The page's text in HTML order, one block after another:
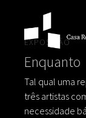
EXPOSIÇÃO
Enquanto
Tal qual uma
três artistas
necessidade